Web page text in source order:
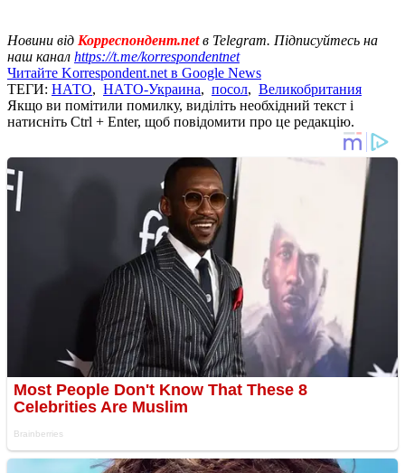
Новини від Корреспондент.netв Telegram. Підписуйтесь на
наш канал https://t.me/korrespondentnet
Читайте Korrespondent.net в Google News
ТЕГИ: НАТО, НАТО-Украина, посол, Великобритания
Якщо ви помітили помилку, виділіть необхідний текст і
натисніть Ctrl + Enter, щоб повідомити про це редакцію.